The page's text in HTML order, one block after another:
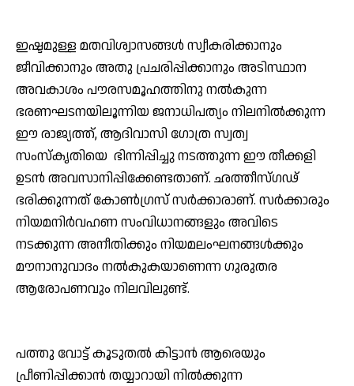
ഇഷ്ടമുള്ള മതവിശ്വാസങ്ങള്‍ സ്വീകരിക്കാനും
ജീവിക്കാനും അതു പ്രചരിപ്പിക്കാനും അടിസ്ഥാന
അവകാശം പൗരസമൂഹത്തിനു നല്‍കുന്ന
ഭരണഘടനയിലൂന്നിയ ജനാധിപത്യം നിലനില്‍ക്കുന്ന
ഈ രാജ്യത്ത്, ആദിവാസി ഗോത്ര സ്വത്വ
സംസ്‌കൃതിയെ ഭിന്നിപ്പിച്ചു നടത്തുന്ന ഈ തീക്കളി
ഉടന്‍ അവസാനിപ്പിക്കേണ്ടതാണ്. ഛത്തീസ്ഗഢ്
ഭരിക്കുന്നത് കോണ്‍ഗ്രസ് സര്‍ക്കാരാണ്. സര്‍ക്കാരും
നിയമനിര്‍വഹണ സംവിധാനങ്ങളും അവിടെ
നടക്കുന്ന അനീതിക്കും നിയമലംഘനങ്ങള്‍ക്കും
മൗനാനുവാദം നല്‍കുകയാണെന്ന ഗുരുതര
ആരോപണവും നിലവിലുണ്ട്.
പത്തു വോട്ട് കൂടുതല്‍ കിട്ടാന്‍ ആരെയും
പ്രീണിപ്പിക്കാന്‍ തയ്യാറായി നില്‍ക്കുന്ന